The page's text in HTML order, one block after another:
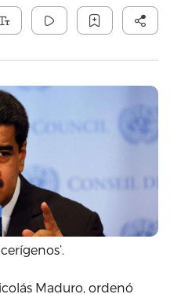
Maduro, ordenó